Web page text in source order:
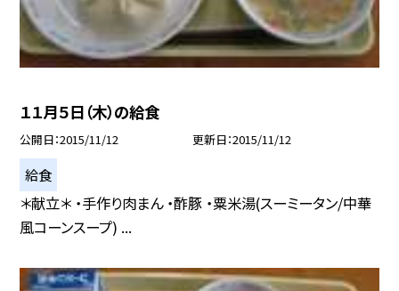
１１月５日（木）の給食
公開日 2015/11/12 更新日 2015/11/12
給食
＊献立＊ ・手作り肉まん ・酢豚 ・粟米湯(スーミータン/中華
風コーンスープ) ...